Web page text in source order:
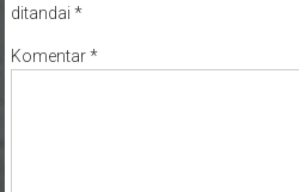
ditandai *
Komentar*